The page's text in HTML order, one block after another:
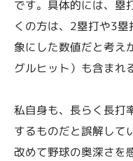
です。具体的には、塁
くの方は、2塁打や3
象にした数値だと考え
グルヒット）も含まれ
私自身も、長らく長打
するものだと誤解して
改めて野球の奥深さを